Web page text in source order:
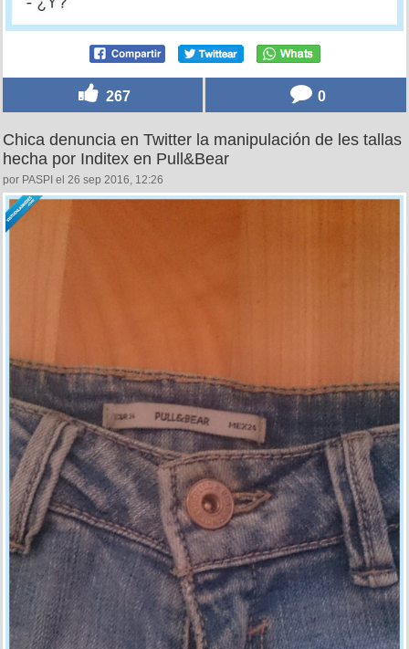
267 0
Chica denuncia en Twitter la manipulación de les tallas
hecha por Inditex en Pull&Bear
por PASPI el 26 sep 2016, 12:26